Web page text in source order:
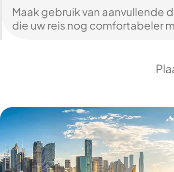
Maak gebruik van aanvullende
die uw reis nog comfortabeler